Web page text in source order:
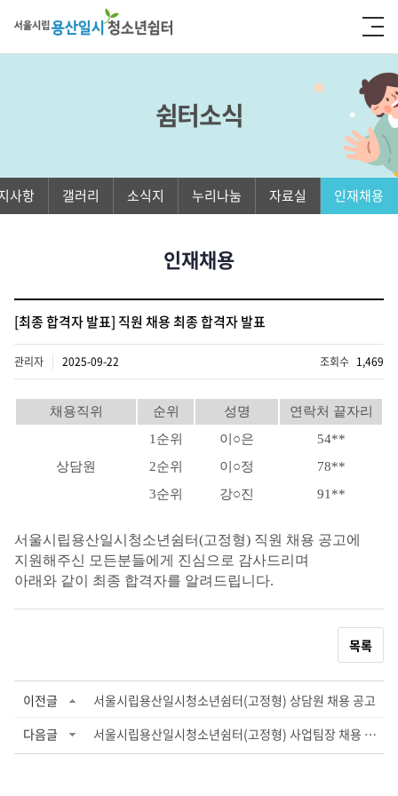
쉼터소식
사항 갤러리 소식지 누리나눔 자료실 인재채용
인재채용
[최종 합격자 발표] 직원 채용 최종 합격자 발표
관리자 2025-09-22 조회수 1,469
채용직위 순위 성명 연락처 끝자리
상담원
1 순위 이 ○은
54**
2순위 이 ○정
78**
3순위 강○진 91**
서울시립용산일시청소년쉼터(고정형) 직원 채용 공고에
지원해주신 모든분들에게 진심으로 감사드리며
아래와 같이 최종 합격자를 알려드립니다.
목록
이전글
서울시립용산일시청소년쉼터(고정형) 상담원 채용 공고
다음글
서울시립용산일시청소년쉼터(고정형) 사업팀장 채용 공고